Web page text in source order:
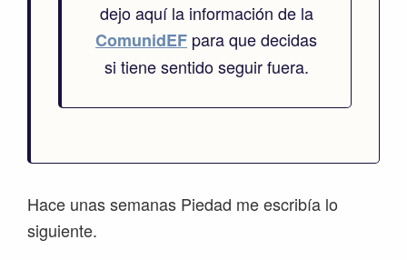
dejo aquí la información de la
ComunidEF para que decidas
si tiene sentido seguir fuera.
Hace unas semanas Piedad me escribía lo
siguiente.